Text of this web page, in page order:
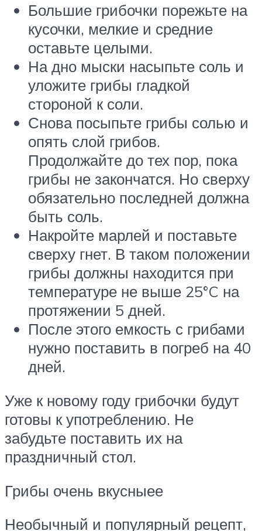
Большие грибочки порежьте на
кусочки, мелкие и средние
оставьте целыми.
На дно мыски насыпьте соль и
уложите грибы гладкой
стороной к соли.
Снова посыпьте грибы солью и
опять слой грибов.
Продолжайте до тех пор, пока
грибы не закончатся. Но сверху
обязательно последней должна
быть соль.
Накройте марлей и поставьте
сверху гнет. В таком положении
грибы должны находится при
температуре не выше 25°C на
протяжении 5 дней.
После этого емкость с грибами
нужно поставить в погреб на 40
дней.
Уже к новому году грибочки будут
готовы к употреблению. Не
забудьте поставить их на
праздничный стол.
Грибы очень вкусныее
Необычный и популярный рецепт,